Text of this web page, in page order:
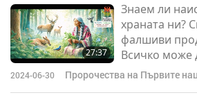
27:37
Знаем ли
храната ни?
фалшиви
Всичко може
основните
2024-06-30 Пророчества на Първите